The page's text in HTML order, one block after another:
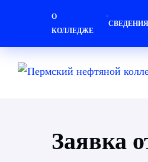
О
КОЛЛЕДЖЕ
СВЕДЕНИЯ
Заявка